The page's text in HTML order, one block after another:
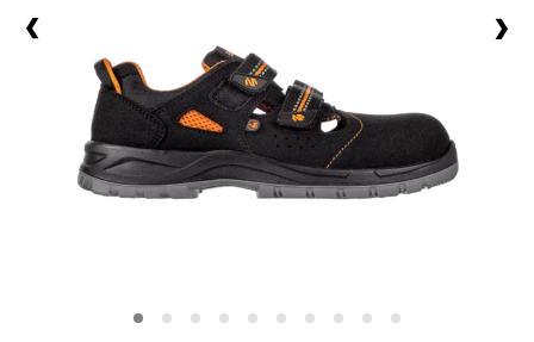
Calçado casual
Tactical